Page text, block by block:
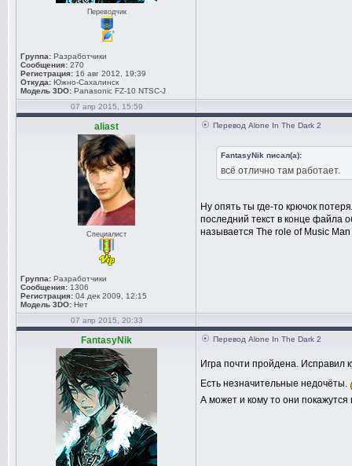
Переводчик
Группа: Разработчики
Сообщения: 270
Регистрация: 16 авг 2012, 19:39
Откуда: Южно-Сахалинск
Модель 3DO: Panasonic FZ-10 NTSC-J
07 апр 2015, 15:59
aliast
Специалист
Группа: Разработчики
Сообщения: 1306
Регистрация: 04 дек 2009, 12:15
Модель 3DO: Нет
Перевод Alone In The Dark 2
FantasyNik писал(а):
всё отлично там работает.
Ну опять ты где-то крючок
последний текст в конце файла
называется The role of Music Man
07 апр 2015, 20:33
FantasyNik Перевод Alone In The Dark 2
Игра почти пройдена. Исправил
Есть незначительные недочёты.
А может и кому то они